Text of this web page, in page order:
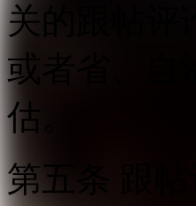
关的跟帖评
或者省、自
估。
第五条 跟